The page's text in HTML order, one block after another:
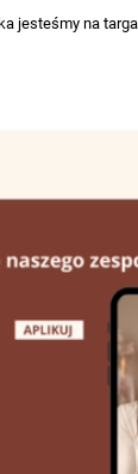
jesteśmy na